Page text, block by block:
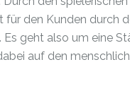
den Kunden durch
geht also um eine
auf den